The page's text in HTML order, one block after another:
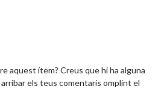
aquest ítem? Creus que hi ha alguna
els teus comentaris omplint el